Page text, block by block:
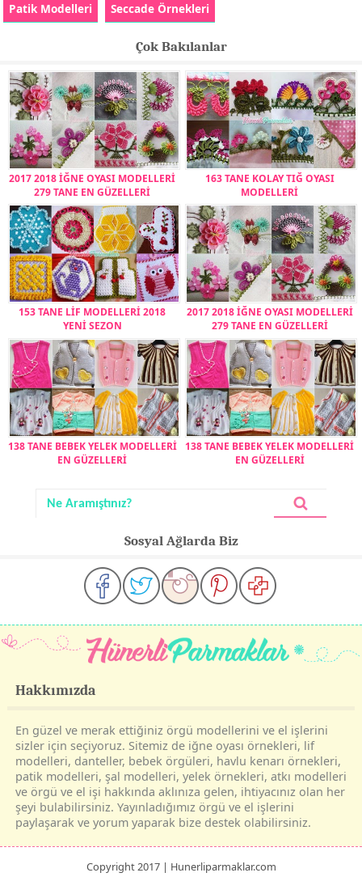
Patik Modelleri Seccade Örnekleri
Çok Bakılanlar
2017 2018 İĞNE OYASI MODELLERİ
279 TANE EN GÜZELLERİ
163 TANE KOLAY TIĞ OYASI
MODELLERİ
153 TANE LİF MODELLERİ 2018
YENİ SEZON
2017 2018 İĞNE OYASI MODELLERİ
279 TANE EN GÜZELLERİ
138 TANE BEBEK YELEK MODELLERİ
EN GÜZELLERİ
138 TANE BEBEK YELEK MODELLERİ
EN GÜZELLERİ
Sosyal Ağlarda Biz
Hakkımızda
En güzel ve merak ettiğiniz örgü modellerini ve el işlerini
sizler için seçiyoruz. Sitemiz de iğne oyası örnekleri, lif
modelleri, danteller, bebek örgüleri, havlu kenarı örnekleri,
patik modelleri, şal modelleri, yelek örnekleri, atkı modelleri
ve örgü ve el işi hakkında aklınıza gelen, ihtiyacınız olan her
şeyi bulabilirsiniz. Yayınladığımız örgü ve el işlerini
paylaşarak ve yorum yaparak bize destek olabilirsiniz.
Copyright 2017 | Hunerliparmaklar.com